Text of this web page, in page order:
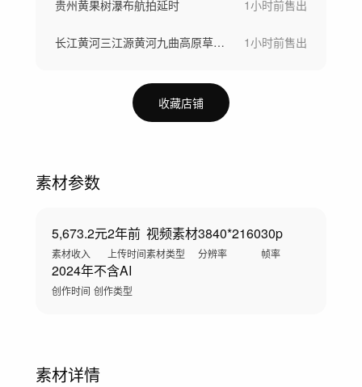
贵州黄果树瀑布航拍延时 1小时前售出
长江黄河三江源黄河九曲高原草原河流母亲河 1小时前售出
收藏店铺
素材参数
5,673.2元
素材收入
2年前
上传时间
视频素材
素材类型
3840*2160
分辨率
30p
帧率
2024年
创作时间
不含AI
创作类型
素材详情